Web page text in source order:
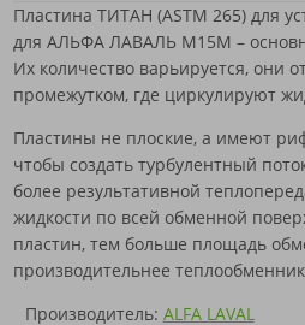
Пластина ТИТАН (ASTM 265) для
для АЛЬФА ЛАВАЛЬ M15M –
Их количество варьируется, они
промежутком, где циркулируют
Пластины не плоские, а имеют
чтобы создать турбулентный
более результативной
жидкости по всей обменной
пластин, тем больше площадь
производительнее
Производитель: ALFA LAVAL